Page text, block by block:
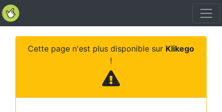
Cette page n'est plus disponible sur Klikego
!